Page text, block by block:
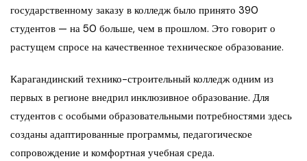
государственному заказу в колледж было принято 390
студентов — на 50 больше, чем в прошлом. Это говорит о
растущем спросе на качественное техническое образование.
Карагандинский технико-строительный колледж одним из
первых в регионе внедрил инклюзивное образование. Для
студентов с особыми образовательными потребностями здесь
созданы адаптированные программы, педагогическое
сопровождение и комфортная учебная среда.